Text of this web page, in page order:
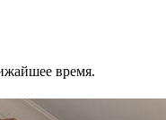
время.